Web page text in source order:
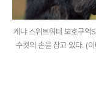
케냐 스위트워터 보호구
수컷의 손을 잡고 있다.